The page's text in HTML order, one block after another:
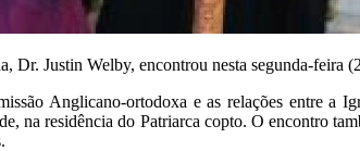
Dr. Justin Welby, encontrou nesta segunda-
Anglicano-ortodoxa e as relações entre
na residência do Patriarca copto. O encontro